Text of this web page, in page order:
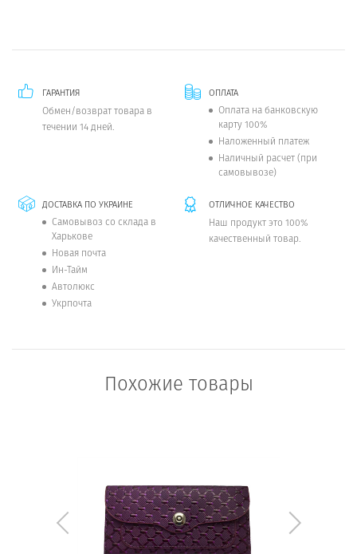
ГАРАНТИЯ
Обмен/возврат товара в
течении 14 дней.
ОПЛАТА
Оплата на банковскую
карту 100%
Наложенный платеж
Наличный расчет (при
самовывозе)
ДОСТАВКА ПО УКРАИНЕ
Самовывоз со склада в
Харькове
Новая почта
Ин-Тайм
Автолюкс
Укрпочта
ОТЛИЧНОЕ КАЧЕСТВО
Наш продукт это 100%
качественный товар.
Похожие товары